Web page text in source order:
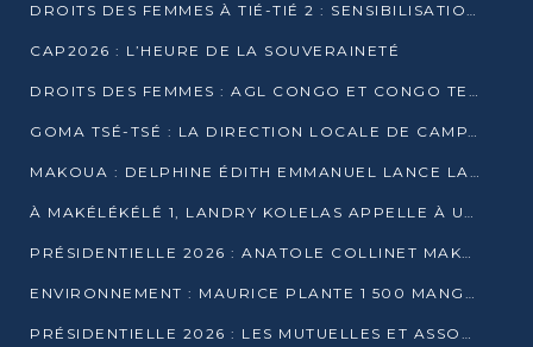
DROITS DES FEMMES À TIÉ-TIÉ 2 : SENSIBILISATION ET PÉDAGOGIE SUR LE DROIT DE VOTE
CAP2026 : L’HEURE DE LA SOUVERAINETÉ
DROITS DES FEMMES : AGL CONGO ET CONGO TERMINAL METTENT EN AVANT LE LEADERSHIP FÉMININ
GOMA TSÉ-TSÉ : LA DIRECTION LOCALE DE CAMPAGNE INTENSIFIE LA SENSIBILISATION DANS LES VILLAGES
MAKOUA : DELPHINE ÉDITH EMMANUEL LANCE LA CAMPAGNE POUR DENIS SASSOU-N’GUESSO
À MAKÉLÉKÉLÉ 1, LANDRY KOLELAS APPELLE À UNE MOBILISATION MASSIVE EN FAVEUR DE DENIS SASSOU-N’GUESSO
PRÉSIDENTIELLE 2026 : ANATOLE COLLINET MAKOSSO DÉFEND LE PROJET DE SOCIÉTÉ DE DENIS SASSOU NGUESSO
ENVIRONNEMENT : MAURICE PLANTE 1 500 MANGROVES POUR HONORER WANGARI MAATHAI
PRÉSIDENTIELLE 2026 : LES MUTUELLES ET ASSOCIATIONS S’IMPLIQUENT DANS LA CAMPAGNE ÉLECTORALE À TIÉ-TIÉ 2 (POINTE-NOIRE)